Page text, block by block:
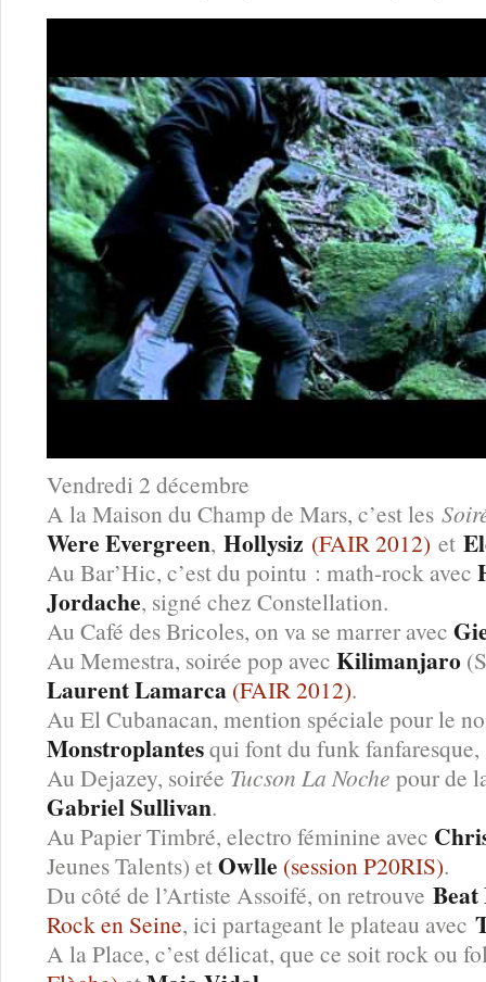
Vendredi 2 décembre
A la Maison du Champ de Mars, c’est les
Were Evergreen, Hollysiz (FAIR 2012) et
Au Bar’Hic, c’est du pointu : math-rock avec
Jordache, signé chez Constellation.
Au Café des Bricoles, on va se marrer avec
Au Memestra, soirée pop avec Kilimanjaro
Laurent Lamarca (FAIR 2012).
Au El Cubanacan, mention spéciale pour le
Monstroplantesqui font du funk
Au Dejazey, soirée Tucson La Noche pour de
Gabriel Sullivan.
Au Papier Timbré, electro féminine avec
Jeunes Talents) etOwlle (session P20RIS).
Du côté de l’Artiste Assoifé, on retrouve
Rock en Seine, ici partageant le plateau avec
A la Place, c’est délicat, que ce soit rock ou